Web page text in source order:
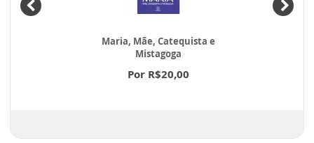
Maria, Mãe, Catequista e
Mistagoga
Por R$20,00